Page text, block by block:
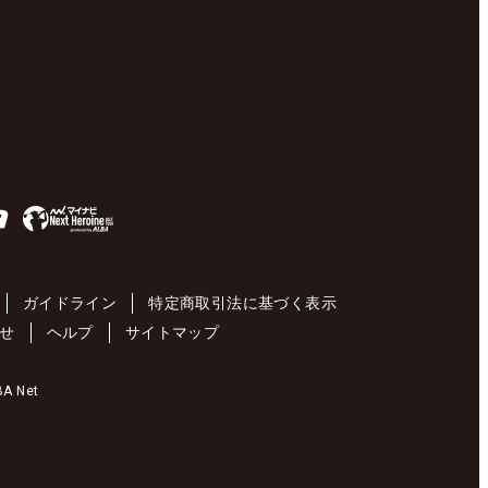
ガイドライン
特定商取引法に基づく表示
ヘルプ サイトマップ
Net